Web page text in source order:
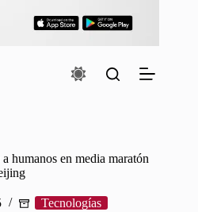
humanos en media maratón
Tecnologías